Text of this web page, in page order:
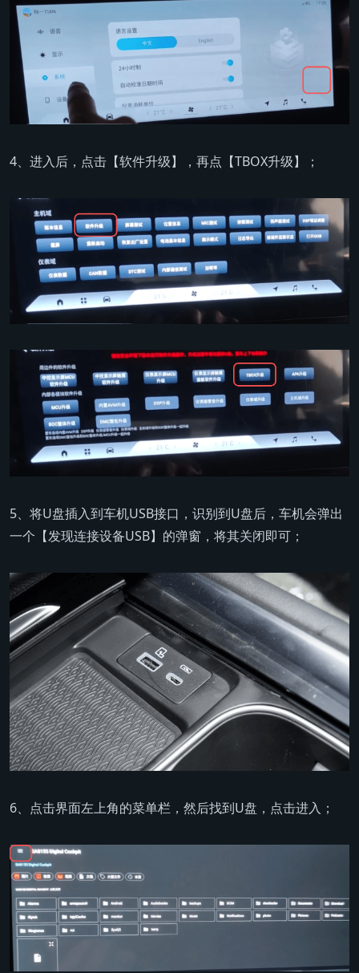
4、进入后，点击【软件升级】，再点【TBOX升级】；
5、将U盘插入到车机USB接口，识别到U盘后，车机会弹出
一个【发现连接设备USB】的弹窗，将其关闭即可；
6、点击界面左上角的菜单栏，然后找到U盘，点击进入；